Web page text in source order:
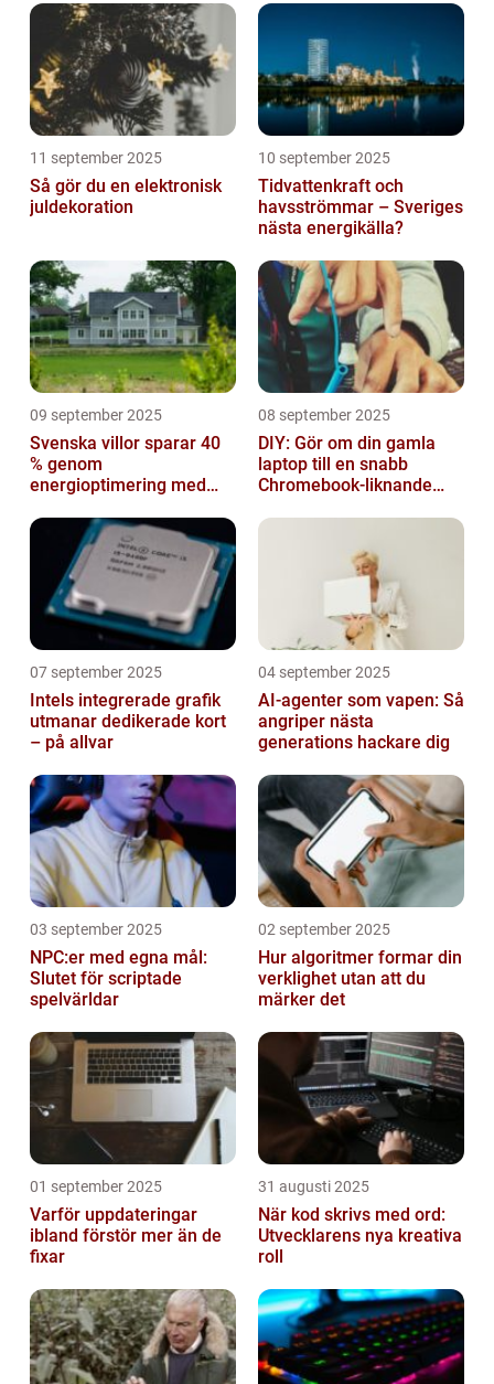
11 september 2025
Så gör du en elektronisk
juldekoration
10 september 2025
Tidvattenkraft och
havsströmmar – Sveriges
nästa energikälla?
09 september 2025
Svenska villor sparar 40
% genom
energioptimering med
08 september 2025
DIY: Gör om din gamla
laptop till en snabb
Chromebook-liknande
07 september 2025
Intels integrerade grafik
utmanar dedikerade kort
– på allvar
04 september 2025
AI-agenter som vapen: Så
angriper nästa
generations hackare dig
03 september 2025
NPC:er med egna mål:
Slutet för scriptade
spelvärldar
02 september 2025
Hur algoritmer formar din
verklighet utan att du
märker det
01 september 2025
Varför uppdateringar
ibland förstör mer än de
fixar
31 augusti 2025
När kod skrivs med ord:
Utvecklarens nya kreativa
roll